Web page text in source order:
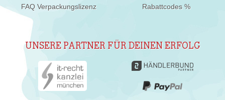
FAQ Verpackungslizenz
Rabattcodes %
UNSERE PARTNER FÜR DEINEN ERFOLG